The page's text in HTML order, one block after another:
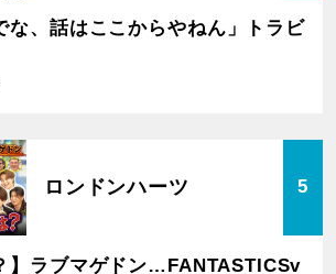
な、話はここからやねん」トラビ
ロンドンハーツ 5
】ラブマゲドン…FANTASTICSv